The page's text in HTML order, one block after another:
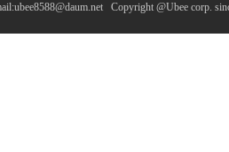
Copyright @Ubee corp.